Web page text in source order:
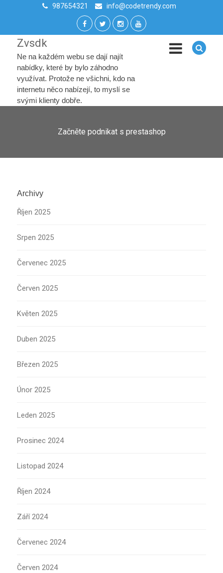
987654321 info@codetrendy.com
Zvsdk
Ne na každém webu se dají najít
nabídky, které by bylo záhodno
využívat. Protože ne všichni, kdo na
internetu něco nabízejí, to myslí se
svými klienty dobře.
Začněte podnikat s prestashop
Archivy
Říjen 2025
Srpen 2025
Červenec 2025
Červen 2025
Květen 2025
Duben 2025
Březen 2025
Únor 2025
Leden 2025
Prosinec 2024
Listopad 2024
Říjen 2024
Září 2024
Červenec 2024
Červen 2024